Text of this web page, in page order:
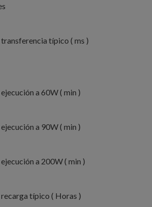
típico ( ms )
a 60W ( min )
a 90W ( min )
a 200W ( min )
típico ( Horas )